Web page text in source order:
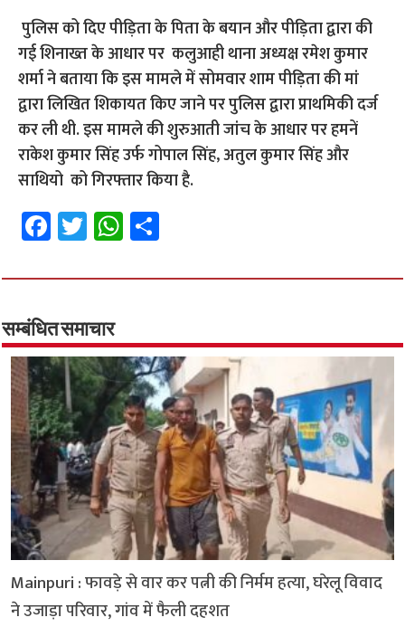
पुलिस को दिए पीड़िता के पिता के बयान और पीड़िता द्वारा की
गई शिनाख्त के आधार पर कलुआही थाना अध्यक्ष रमेश कुमार
शर्मा ने बताया कि इस मामले में सोमवार शाम पीड़िता की मां
द्वारा लिखित शिकायत किए जाने पर पुलिस द्वारा प्राथमिकी दर्ज
कर ली थी. इस मामले की शुरुआती जांच के आधार पर हमनें
राकेश कुमार सिंह उर्फ गोपाल सिंह, अतुल कुमार सिंह और
साथियो को गिरफ्तार किया है.
Fa
ce
b
o
o
k
T
wi
tt
er
W
h
at
p
p
ar
सम्बंधित समाचार
Mainpuri : फावड़े से वार कर पत्नी की निर्मम हत्या, घरेलू विवाद
ने उजाड़ा परिवार, गांव में फैली दहशत